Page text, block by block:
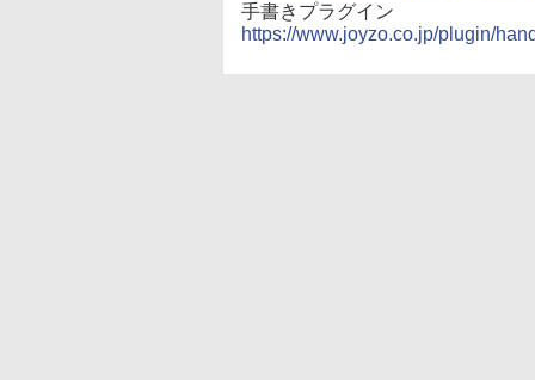
手書きプラグイン
https://www.joyzo.co.jp/plugin/